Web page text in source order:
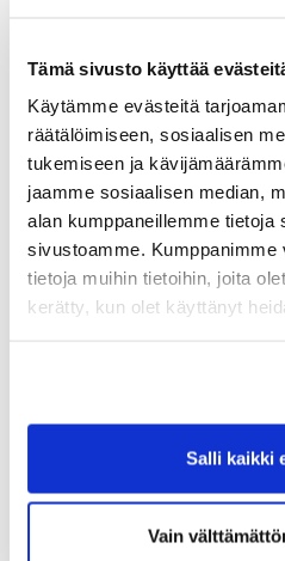
Tämä sivusto käyttää
Käytämme evästeitä
räätälöimiseen, sosiaalisen
tukemiseen ja
jaamme sosiaalisen median,
alan kumppaneillemme tietoja
sivustoamme. Kumppanimme
tietoja muihin tietoihin, joita
kerätty, kun olet käyttänyt
Salli kaikki
Vain
3/3
Jäseneksi ja pelaamaan!
Liity jäseneksi ja osta
saat rajattoman
Vanhalle Tarinalle. Startti
kyseisenä vuonna
käyneille.
myöh.syntynyt):360€
Pakettiin sisältyy